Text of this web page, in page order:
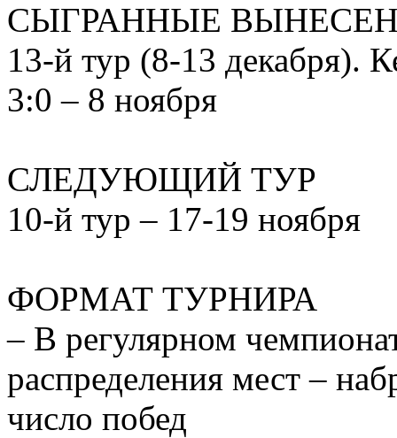
СЫГРАННЫЕ
13-й тур (8-13 декабря).
3:0 – 8 ноября
СЛЕДУЮЩИЙ ТУР
10-й тур – 17-19 ноября
ФОРМАТ ТУРНИРА
– В регулярном
распределения мест –
число побед